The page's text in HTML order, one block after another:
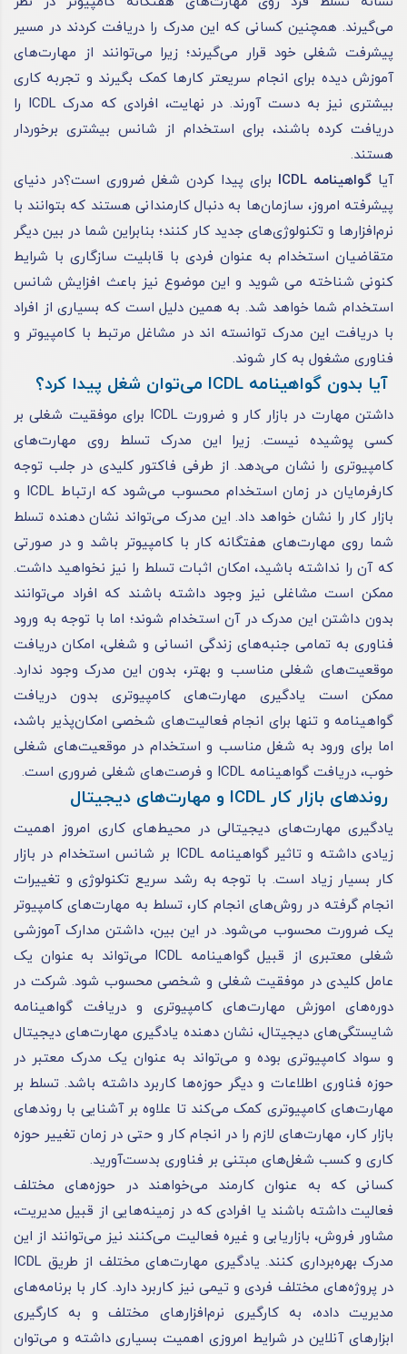
می‌گیرند. همچنین کسانی که این مدرک را دریافت کردند در مسیر
پیشرفت شغلی خود قرار می‌گیرند؛ زیرا می‌توانند از مهارت‌های
آموزش دیده برای انجام سریعتر کار‌ها کمک بگیرند و تجربه کاری
بیشتری نیز به دست آورند. در نهایت، افرادی که مدرک ICDL را
دریافت کرده باشند، برای استخدام از شانس بیشتری برخوردار
هستند.
آیا گواهینامه ICDL
برای پیدا کردن شغل ضروری است؟در دنیای
پیشرفته امروز، سازمان‌ها به دنبال کارمندانی هستند که بتوانند با
نرم‌افزار‌ها و تکنولوژی‌های جدید کار کنند؛ بنابراین شما در بین دیگر
متقاضیان استخدام به عنوان فردی با قابلیت سازگاری با شرایط
کنونی شناخته می شوید و این موضوع نیز باعث افزایش شانس
استخدام شما خواهد شد. به همین دلیل است که بسیاری از افراد
با دریافت این مدرک توانسته اند در مشاغل مرتبط با کامپیوتر و
فناوری مشغول به کار شوند.
آیا بدون گواهینامه ICDL می‌توان شغل پیدا کرد؟
داشتن مهارت در بازار کار و ضرورت ICDL برای موفقیت شغلی بر
کسی پوشیده نیست. زیرا این مدرک تسلط روی مهارت‌های
کامپیوتری را نشان می‌دهد. از طرفی فاکتور کلیدی در جلب توجه
کارفرمایان در زمان استخدام محسوب می‌شود که ارتباط ICDL و
بازار کار را نشان خواهد داد. این مدرک می‌تواند نشان دهنده تسلط
شما روی مهارت‌های هفتگانه کار با کامپیوتر باشد و در صورتی
که آن را نداشته باشید، امکان اثبات تسلط را نیز نخواهید داشت.
ممکن است مشاغلی نیز وجود داشته باشند که افراد می‌توانند
بدون داشتن این مدرک در آن استخدام شوند؛ اما با توجه به ورود
فناوری به تمامی جنبه‌های زندگی انسانی و شغلی، امکان دریافت
موقعیت‌های شغلی مناسب و بهتر، بدون این مدرک وجود ندارد.
ممکن است یادگیری مهارت‌های کامپیوتری بدون دریافت
گواهینامه و تنها برای انجام فعالیت‌های شخصی امکان‌پذیر باشد،
اما برای ورود به شغل مناسب و استخدام در موقعیت‌های شغلی
خوب، دریافت گواهینامه ICDL و فرصت‌های شغلی ضروری است.
روند‌های بازار کار ICDL و مهارت‌های دیجیتال
یادگیری مهارت‌های دیجیتالی در محیط‌های کاری امروز اهمیت
زیادی داشته و تاثیر گواهینامه ICDL بر شانس استخدام در بازار
کار بسیار زیاد است. با توجه به رشد سریع تکنولوژی و تغییرات
انجام گرفته در روش‌های انجام کار، تسلط به مهارت‌های کامپیوتر
یک ضرورت محسوب می‌شود. در این بین، داشتن مدارک آموزشی
شغلی معتبری از قبیل گواهینامه ICDL می‌تواند به عنوان یک
عامل کلیدی در موفقیت شغلی و شخصی محسوب شود. شرکت در
دوره‌های اموزش مهارت‌های کامپیوتری و دریافت گواهینامه
شایستگی‌های دیجیتال، نشان دهنده یادگیری مهارت‌های دیجیتال
و سواد کامپیوتری بوده و می‌تواند به عنوان یک مدرک معتبر در
حوزه فناوری اطلاعات و دیگر حوزه‌ها کاربرد داشته باشد. تسلط بر
مهارت‌های کامپیوتری کمک می‌کند تا علاوه بر آشنایی با روند‌های
بازار کار، مهارت‌های لازم را در انجام کار و حتی در زمان تغییر حوزه
کاری و کسب شغل‌های مبتنی بر فناوری بدست‌آورید.
کسانی که به عنوان کارمند می‌خواهند در حوزه‌های مختلف
فعالیت داشته باشند یا افرادی که در زمینه‌هایی از قبیل مدیریت،
مشاور فروش، بازاریابی و غیره فعالیت می‌کنند نیز می‌توانند از این
مدرک بهره‌برداری کنند. یادگیری مهارت‌های مختلف از طریق ICDL
در پروژه‌های مختلف فردی و تیمی نیز کاربرد دارد. کار با برنامه‌های
مدیریت داده، به کارگیری نرم‌افزار‌های مختلف و به کارگیری
ابزار‌های آنلاین در شرایط امروزی اهمیت بسیاری داشته و می‌توان